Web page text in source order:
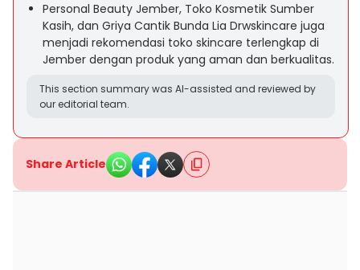
Personal Beauty Jember, Toko Kosmetik Sumber
Kasih, dan Griya Cantik Bunda Lia Drwskincare juga
menjadi rekomendasi toko skincare terlengkap di
Jember dengan produk yang aman dan berkualitas.
This section summary was AI-assisted and reviewed by
our editorial team.
Share Article